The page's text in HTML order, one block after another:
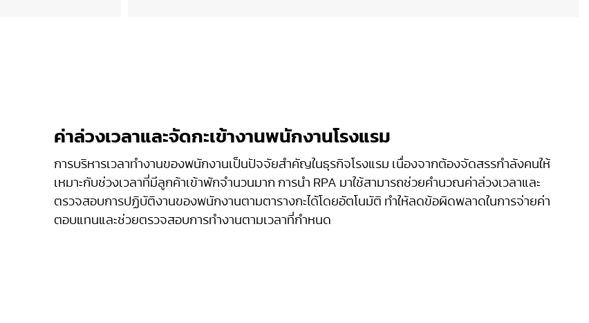
ค่าล่วงเวลาและจัดกะเข้างานพนักงานโรงแรม
การบริหารเวลาทำงานของพนักงานเป็นปัจจัยสำคัญในธุรกิจโรงแรม เนื่องจากต้องจัดสรรกำลังคนให้
เหมาะกับช่วงเวลาที่มีลูกค้าเข้าพักจำนวนมาก การนำ RPA มาใช้สามารถช่วยคำนวณค่าล่วงเวลาและ
ตรวจสอบการปฏิบัติงานของพนักงานตามตารางกะได้โดยอัตโนมัติ ทำให้ลดข้อผิดพลาดในการจ่ายค่า
ตอบแทนและช่วยตรวจสอบการทำงานตามเวลาที่กำหนด